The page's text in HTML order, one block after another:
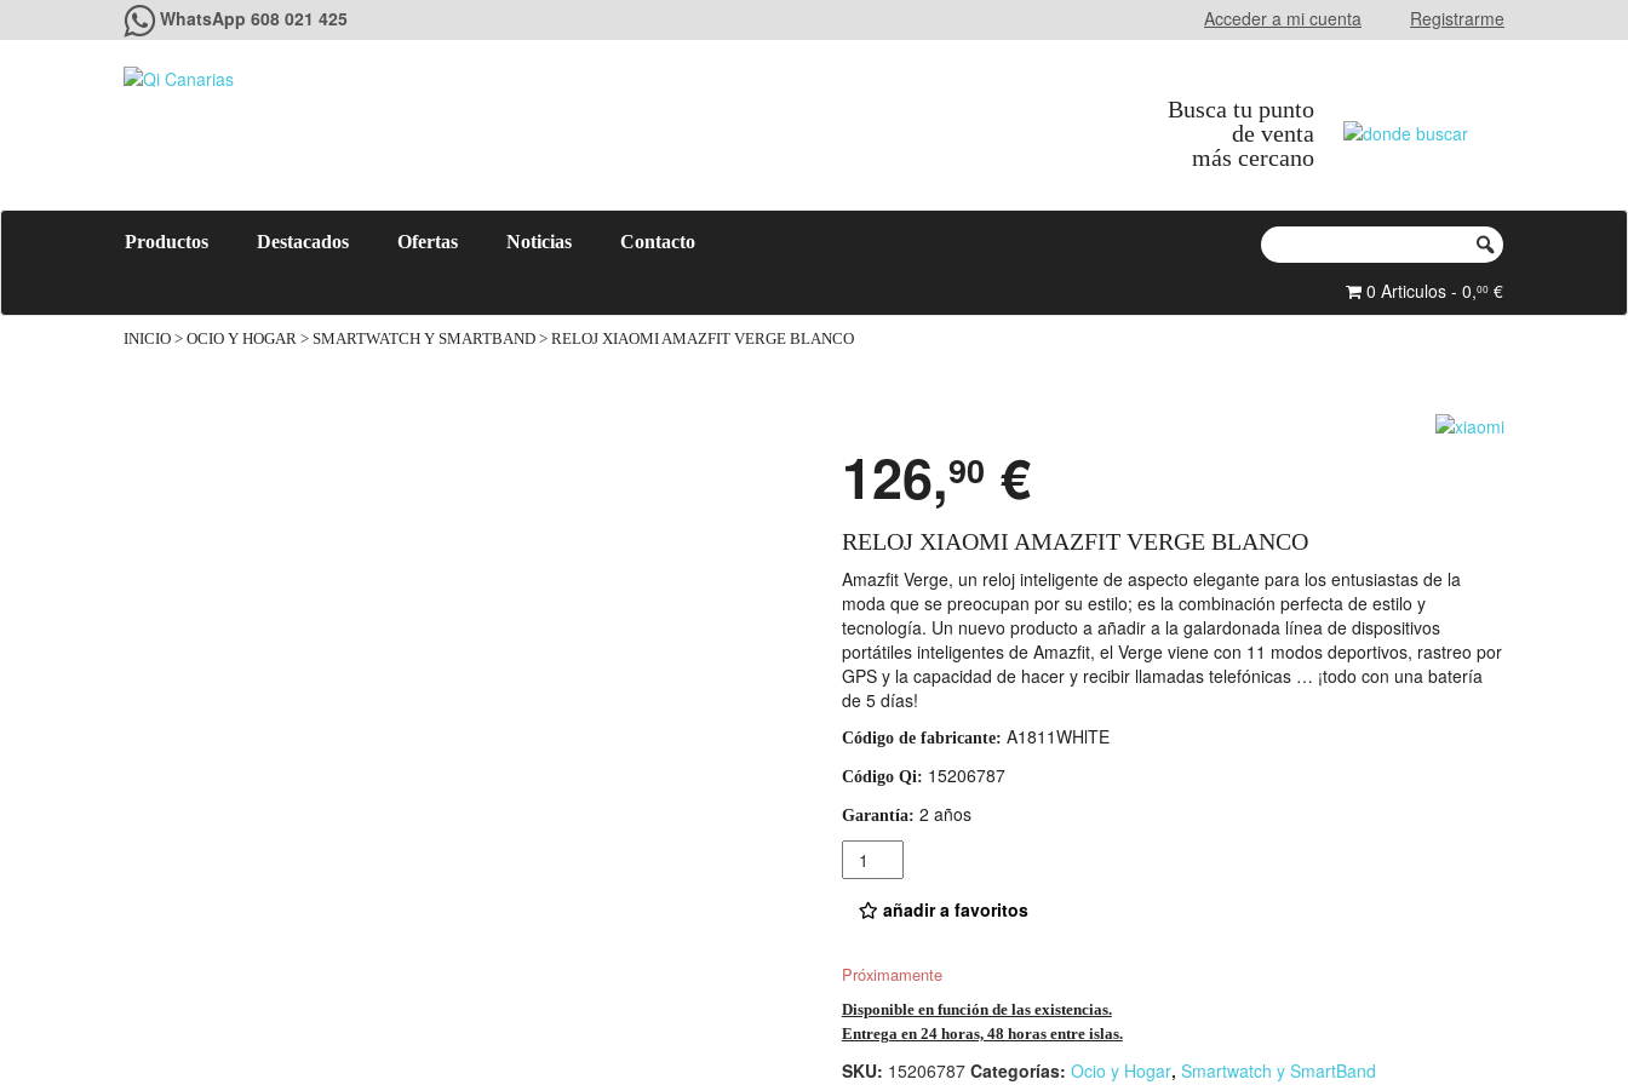
WhatsApp 608 021 425 Acceder a mi cuenta Registrarme
Busca tu punto
de venta
más cercano
Productos Destacados Ofertas Noticias Contacto
0 Articulos - 0,00 €
INICIO > OCIO Y HOGAR > SMARTWATCH Y SMARTBAND > RELOJ XIAOMI AMAZFIT VERGE BLANCO
126,90 €
RELOJ XIAOMI AMAZFIT VERGE BLANCO
Amazfit Verge, un reloj inteligente de aspecto elegante para los entusiastas de la
moda que se preocupan por su estilo; es la combinación perfecta de estilo y
tecnología. Un nuevo producto a añadir a la galardonada línea de dispositivos
portátiles inteligentes de Amazfit, el Verge viene con 11 modos deportivos, rastreo por
GPS y la capacidad de hacer y recibir llamadas telefónicas … ¡todo con una batería
de 5 días!
Código de fabricante: A1811WHlTE
Código Qi: 15206787
Garantía: 2 años
Cantidad
añadir a favoritos
Próximamente
Disponible en función de las existencias.
Entrega en 24 horas, 48 horas entre islas.
SKU: 15206787 Categorías: Ocio y Hogar, Smartwatch y SmartBand